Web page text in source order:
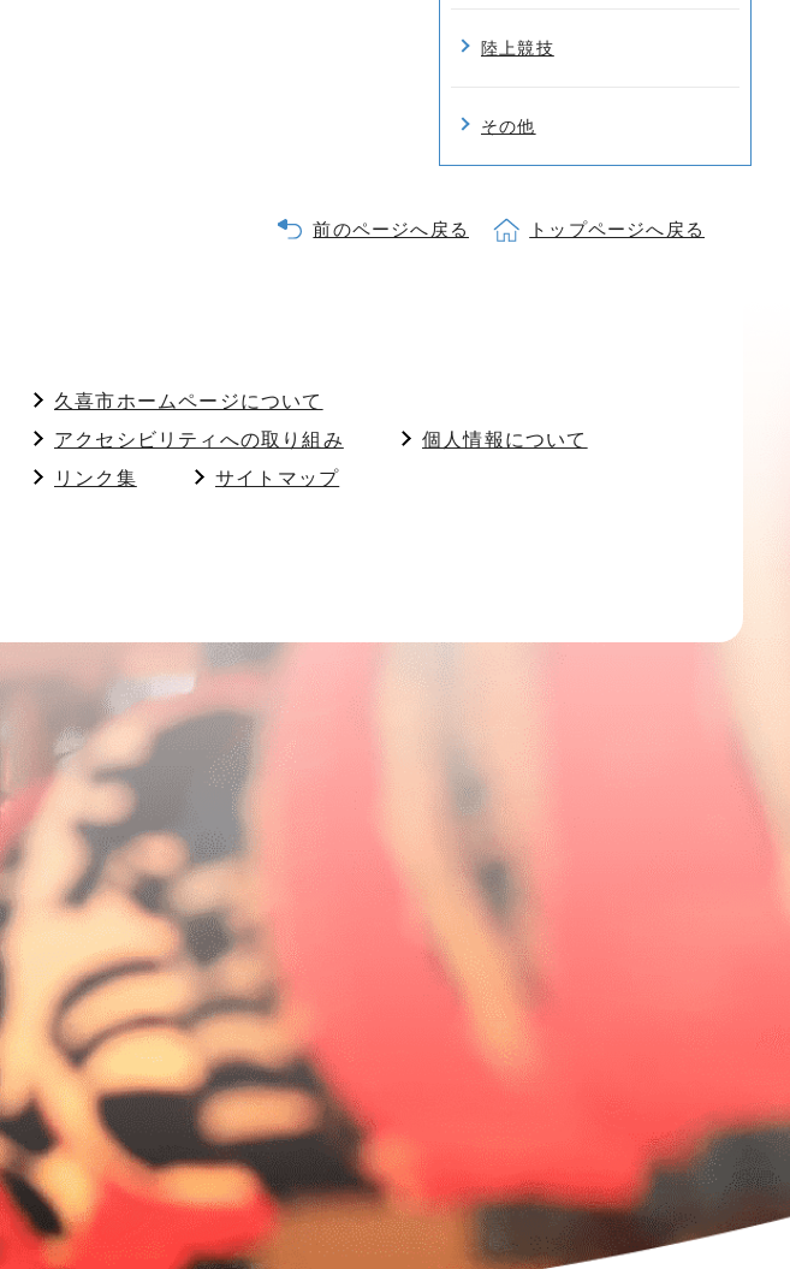
陸上競技
その他
前のページへ戻る トップページへ戻る
久喜市ホームページについて
アクセシビリティへの取り組み
個人情報について
リンク集
サイトマップ